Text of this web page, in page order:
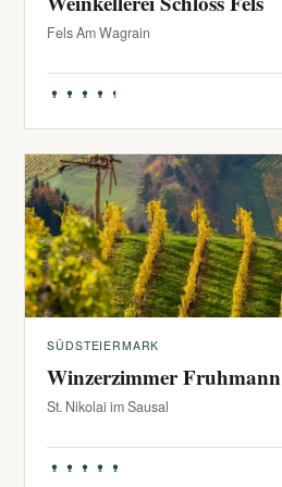
Fels Am Wagrain
SÜDSTEIERMARK
Winzerzimmer Fruhmann
St. Nikolai im Sausal